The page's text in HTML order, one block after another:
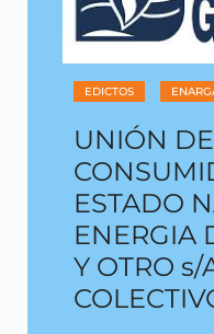
EDICTOS
UNIÓN
ESTADO
ENERGIA
Y OTRO s/